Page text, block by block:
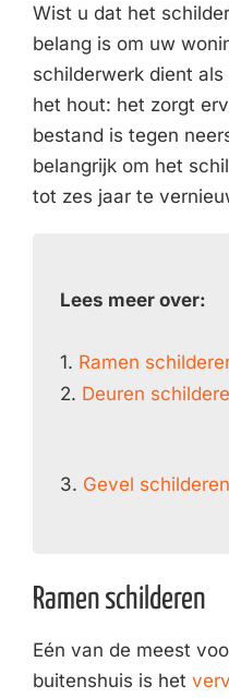
Wist u dat het
belang is om uw
schilderwerk dient
het hout: het zorgt
bestand is tegen
belangrijk om het
tot zes jaar te
Lees meer over:
1. Ramen
2. Deuren
3. Gevel schilderen
Ramen schilderen
Eén van de meest
buitenshuis is het